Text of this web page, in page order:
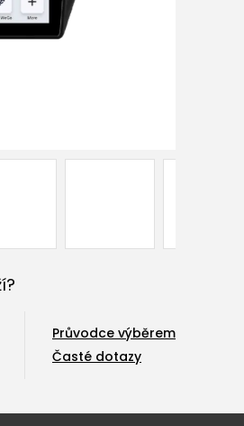
Průvodce výběrem
Časté dotazy